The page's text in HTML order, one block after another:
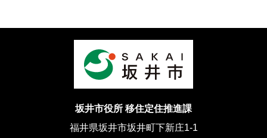
坂井市役所 移住定住推進課
福井県坂井市坂井町下新庄1-1